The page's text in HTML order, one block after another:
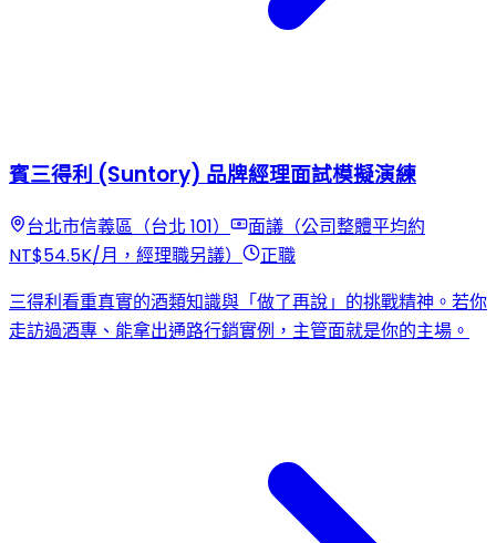
賓三得利 (Suntory) 品牌經理面試模擬演練
台北市信義區（台北 101）
面議（公司整體平均約
NT$54.5K/月，經理職另議）
正職
三得利看重真實的酒類知識與「做了再說」的挑戰精神。若你
走訪過酒專、能拿出通路行銷實例，主管面就是你的主場。